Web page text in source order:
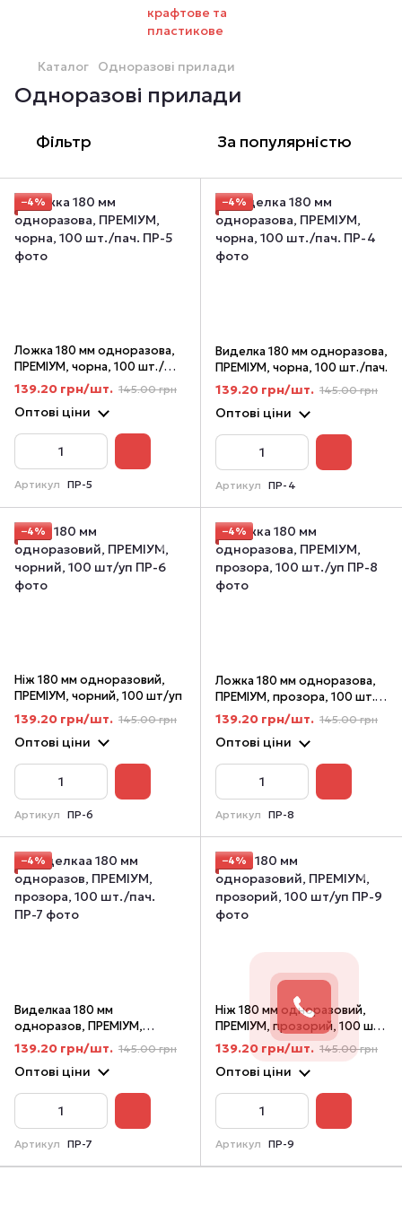
Каталог Одноразові прилади
Одноразові прилади
Фільтр За популярністю
−4%
Ложка 180 мм одноразова,
ПРЕМІУМ, чорна, 100 шт./
пач.
139.20 грн/шт. 145.00 грн
Оптові ціни
Артикул ПР-5
−4%
Виделка 180 мм одноразова,
ПРЕМІУМ, чорна, 100 шт./пач.
139.20 грн/шт. 145.00 грн
Оптові ціни
Артикул ПР-4
−4%
Ніж 180 мм одноразовий,
ПРЕМІУМ, чорний, 100 шт/уп
139.20 грн/шт. 145.00 грн
Оптові ціни
Артикул ПР-6
−4%
Ложка 180 мм одноразова,
ПРЕМІУМ, прозора, 100 шт./
уп
139.20 грн/шт. 145.00 грн
Оптові ціни
Артикул ПР-8
−4%
Виделкаа 180 мм
одноразов, ПРЕМІУМ,
прозора, 100 шт./пач.
139.20 грн/шт. 145.00 грн
Оптові ціни
Артикул ПР-7
−4%
Ніж 180 мм одноразовий,
ПРЕМІУМ, прозорий, 100 шт/
уп
139.20 грн/шт. 145.00 грн
Оптові ціни
Артикул ПР-9